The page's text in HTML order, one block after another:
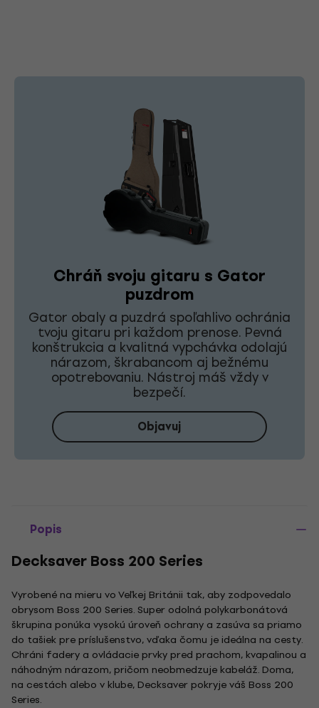
Chráň svoju gitaru s Gator
puzdrom
Gator obaly a puzdrá spoľahlivo ochránia
tvoju gitaru pri každom prenose. Pevná
konštrukcia a kvalitná vypchávka odolajú
nárazom, škrabancom aj bežnému
opotrebovaniu. Nástroj máš vždy v
bezpečí.
Objavuj
Popis
Decksaver Boss 200 Series
Vyrobené na mieru vo Veľkej Británii tak, aby zodpovedalo
obrysom Boss 200 Series. Super odolná polykarbonátová
škrupina ponúka vysokú úroveň ochrany a zasúva sa priamo
do tašiek pre príslušenstvo, vďaka čomu je ideálna na cesty.
Chráni fadery a ovládacie prvky pred prachom, kvapalinou a
náhodným nárazom, pričom neobmedzuje kabeláž. Doma,
na cestách alebo v klube, Decksaver pokryje váš Boss 200
Series.